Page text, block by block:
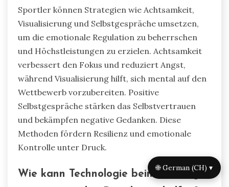
Sportler können Strategien wie Achtsamkeit,
Visualisierung und Selbstgespräche umsetzen,
um die emotionale Regulation zu beherrschen
und Höchstleistungen zu erzielen. Achtsamkeit
verbessert den Fokus und reduziert Angst,
während Visualisierung hilft, sich mental auf den
Wettbewerb vorzubereiten. Positive
Selbstgespräche stärken das Selbstvertrauen
und bekämpfen negative Gedanken. Diese
Methoden fördern Resilienz und emotionale
Kontrolle unter Druck.
Wie kann Technologie beim Training
🌐 German (CH) ▾